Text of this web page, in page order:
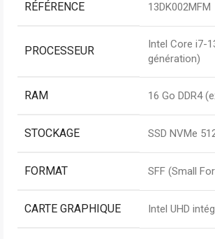
RÉFÉRENCE 13DK002MFM
PROCESSEUR
Intel Core i7-
génération)
RAM 16 Go DDR4
STOCKAGE SSD NVMe
FORMAT SFF (Small
CARTE GRAPHIQUE Intel UHD